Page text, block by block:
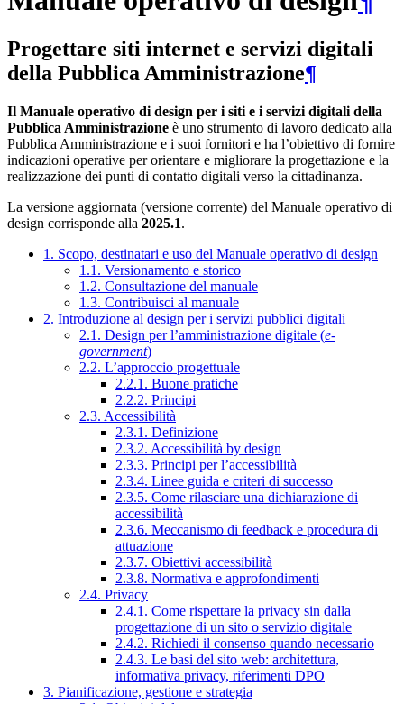
Progettare siti internet e servizi digitali
della Pubblica Amministrazione¶
Il Manuale operativo di design per i siti e i servizi digitali della
Pubblica Amministrazione è uno strumento di lavoro dedicato alla
Pubblica Amministrazione e i suoi fornitori e ha l’obiettivo di fornire
indicazioni operative per orientare e migliorare la progettazione e la
realizzazione dei punti di contatto digitali verso la cittadinanza.
La versione aggiornata (versione corrente) del Manuale operativo di
design corrisponde alla 2025.1.
1. Scopo, destinatari e uso del Manuale operativo di design
1.1. Versionamento e storico
1.2. Consultazione del manuale
1.3. Contribuisci al manuale
2. Introduzione al design per i servizi pubblici digitali
2.1. Design per l’amministrazione digitale (e-
government)
2.2. L’approccio progettuale
2.2.1. Buone pratiche
2.2.2. Principi
2.3. Accessibilità
2.3.1. Definizione
2.3.2. Accessibilità by design
2.3.3. Principi per l’accessibilità
2.3.4. Linee guida e criteri di successo
2.3.5. Come rilasciare una dichiarazione di
accessibilità
2.3.6. Meccanismo di feedback e procedura di
attuazione
2.3.7. Obiettivi accessibilità
2.3.8. Normativa e approfondimenti
2.4. Privacy
2.4.1. Come rispettare la privacy sin dalla
progettazione di un sito o servizio digitale
2.4.2. Richiedi il consenso quando necessario
2.4.3. Le basi del sito web: architettura,
informativa privacy, riferimenti DPO
3. Pianificazione, gestione e strategia